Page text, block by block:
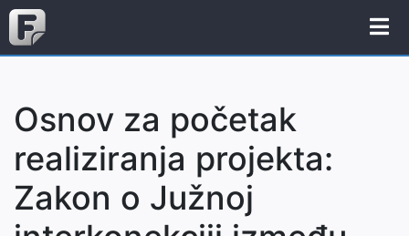
Osnov za početak
realiziranja projekta:
Zakon o Južnoj